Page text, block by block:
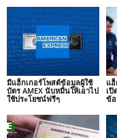
มีแฮ็กเกอร์โพสต์ข้อมูลผู้ใช้
บัตร AMEX นับหมื่นให้เอาไป
ใช้ประโยชน์ฟรีๆ
แฮ็
เปิ
ข้อ